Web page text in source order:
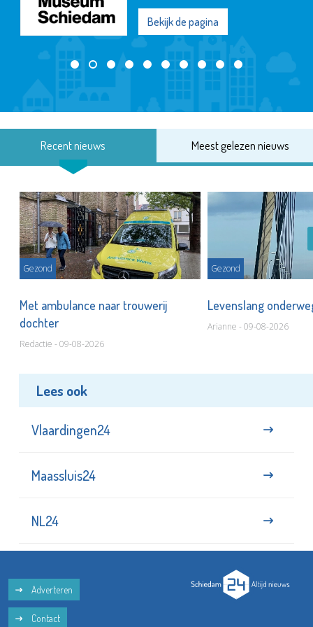
Bekijk de pagina
Recent nieuws Meest gelezen nieuws
Gezond
Met ambulance naar trouwerij
dochter
Redactie - 09-08-2026
Gezond
Levenslang
Arianne - 09-08-2026
Lees ook
Vlaardingen24
Maassluis24
NL24
Adverteren
Contact